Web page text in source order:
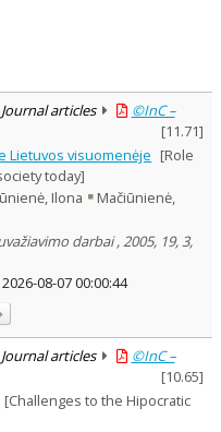
Journal articles
©InC –
[11.71]
Lietuvos visuomenėje [Role
today]
Ilona
Mačiūnienė,
darbai , 2005, 19, 3,
2026-08-07 00:00:44
Journal articles
©InC –
[10.65]
[Challenges to the Hipocratic